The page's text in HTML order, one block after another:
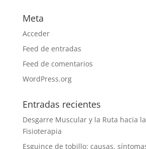
Meta
Acceder
Feed de entradas
Feed de comentarios
WordPress.org
Entradas recientes
Desgarre Muscular y la Ruta hacia
Fisioterapia
Esguince de tobillo: causas,